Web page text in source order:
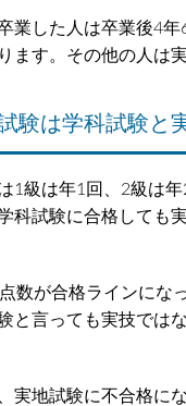
業した人は卒業後4
ます。その他の人は
験は学科試験と
1級は年1回、2級は
科試験に合格しても
数が合格ラインにな
と言っても実技では
実地試験に不合格に